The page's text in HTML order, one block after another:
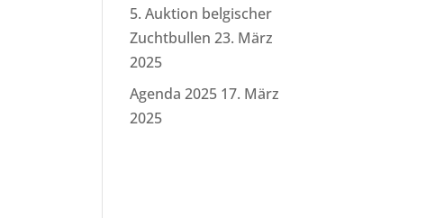
5. Auktion belgischer
Zuchtbullen 23. März
2025
Agenda 2025 17. März
2025